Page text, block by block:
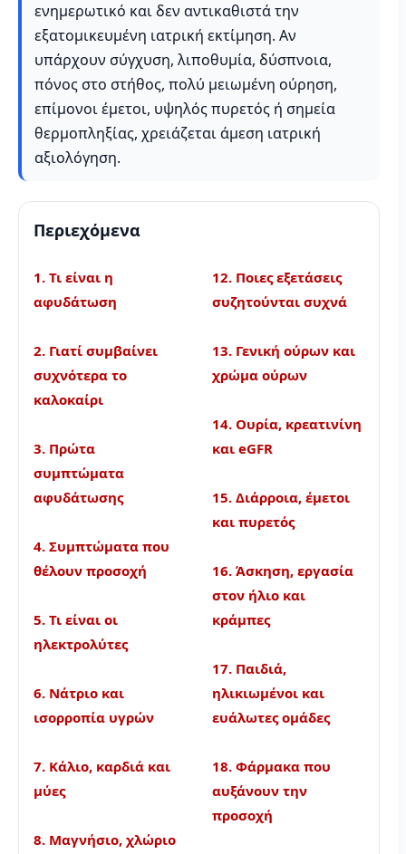
ενημερωτικό και δεν αντικαθιστά την
εξατομικευμένη ιατρική εκτίμηση. Αν
υπάρχουν σύγχυση, λιποθυμία, δύσπνοια,
πόνος στο στήθος, πολύ μειωμένη ούρηση,
επίμονοι έμετοι, υψηλός πυρετός ή σημεία
θερμοπληξίας, χρειάζεται άμεση ιατρική
αξιολόγηση.
Περιεχόμενα
1. Τι είναι η
αφυδάτωση
2. Γιατί συμβαίνει
συχνότερα το
καλοκαίρι
3. Πρώτα
συμπτώματα
αφυδάτωσης
4. Συμπτώματα που
θέλουν προσοχή
5. Τι είναι οι
ηλεκτρολύτες
6. Νάτριο και
ισορροπία υγρών
7. Κάλιο, καρδιά και
μύες
8. Μαγνήσιο, χλώριο
12. Ποιες εξετάσεις
συζητούνται συχνά
13. Γενική ούρων και
χρώμα ούρων
14. Ουρία, κρεατινίνη
και eGFR
15. Διάρροια, έμετοι
και πυρετός
16. Άσκηση, εργασία
στον ήλιο και
κράμπες
17. Παιδιά,
ηλικιωμένοι και
ευάλωτες ομάδες
18. Φάρμακα που
αυξάνουν την
προσοχή